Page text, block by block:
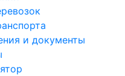
и документы